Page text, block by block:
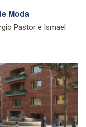
Moda
Pastor e Ismael